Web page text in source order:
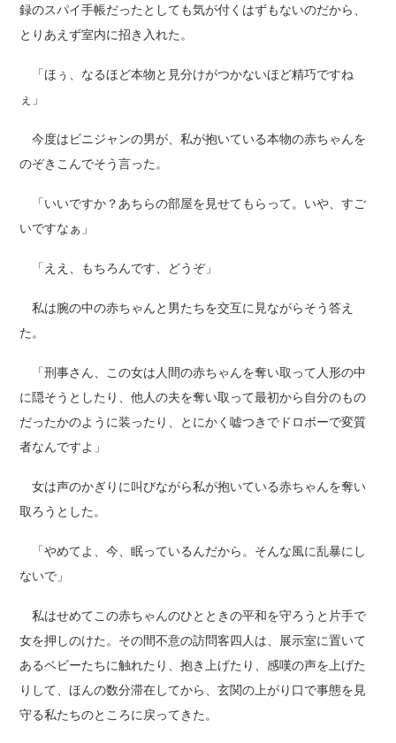
録のスパイ手帳だったとしても気が付くはずもないのだから、
とりあえず室内に招き入れた。
「ほぅ、なるほど本物と見分けがつかないほど精巧ですね
ぇ」
今度はビニジャンの男が、私が抱いている本物の赤ちゃんを
のぞきこんでそう言った。
「いいですか？あちらの部屋を見せてもらって。いや、すご
いですなぁ」
「ええ、もちろんです、どうぞ」
私は腕の中の赤ちゃんと男たちを交互に見ながらそう答え
た。
「刑事さん、この女は人間の赤ちゃんを奪い取って人形の中
に隠そうとしたり、他人の夫を奪い取って最初から自分のもの
だったかのように装ったり、とにかく嘘つきでドロボーで変質
者なんですよ」
女は声のかぎりに叫びながら私が抱いている赤ちゃんを奪い
取ろうとした。
「やめてよ、今、眠っているんだから。そんな風に乱暴にし
ないで」
私はせめてこの赤ちゃんのひとときの平和を守ろうと片手で
女を押しのけた。その間不意の訪問客四人は、展示室に置いて
あるベビーたちに触れたり、抱き上げたり、感嘆の声を上げた
りして、ほんの数分滞在してから、玄関の上がり口で事態を見
守る私たちのところに戻ってきた。